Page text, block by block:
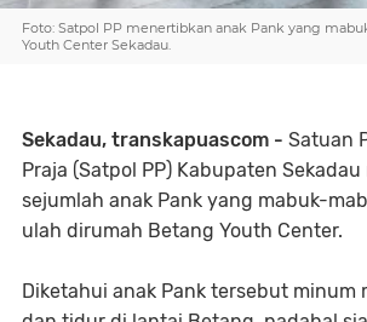
Foto: Satpol PP menertibkan anak Pank yang
Youth Center Sekadau.
Sekadau, transkapuascom - Satuan
Praja (Satpol PP) Kabupaten
sejumlah anak Pank yang mabuk-
ulah dirumah Betang Youth Center.
Diketahui anak Pank tersebut minum